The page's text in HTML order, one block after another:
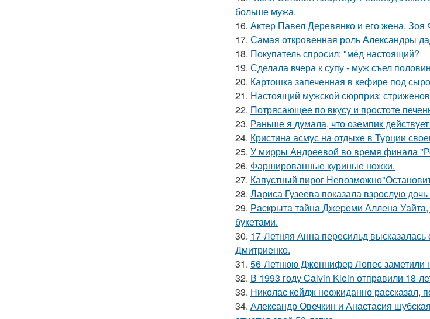
больше мужа.
16. Актер Павел Деревянко и его жена, Зоя
17. Самая откровенная роль Александры
18. Покупатель спросил: "мёд настоящий?
19. Сделала вчера к супу - муж съел
20. Картошка запеченная в кефире под
21. Настоящий мужской сюрприз:
22. Потрясающее по вкусу и простоте
23. Раньше я думала, что оземпик
24. Кристина асмус на отдыхе в Турции
25. У мирры Андреевой во время финала
26. Фаршированные куриные ножки.
27. Капустный пирог
28. Лариса Гузеева показала взрослую
29. Рacкpытa тaйнa Джepeми Аллeнa
букeтaми.
30. 17-Летняя Анна пересильд
Дмитриенко.
31. 56-Летнюю Дженнифер Лопес заметили
32. В 1993 году Calvin Klein отправили 18-
33. Николас кейдж неожиданно рассказал,
34. Александр Овечкин и Анастасия